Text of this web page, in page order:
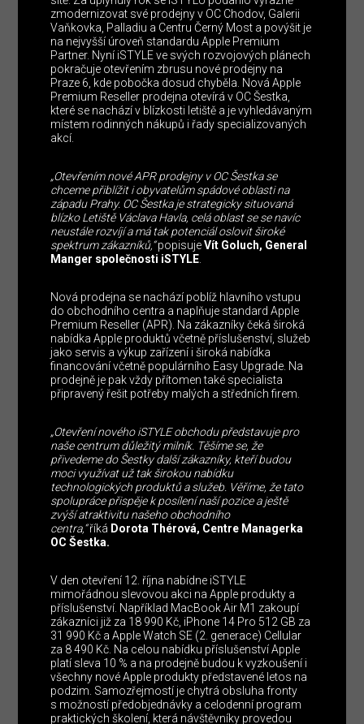
zmodernizovat své prodejny v OC Chodov, Galerii
Vaňkovka, Palladiu a Centru Černý Most a povýšit je
na nejvyšší úroveň standardu Apple Premium
Partner. Nyní iSTYLE ve svých rozvojových plánech
pokračuje otevřením zbrusu nové prodejny na
Praze 6, kde pobočka dosud chyběla. Nová Apple
Premium Reseller prodejna otevírá v OC Šestka,
které se nachází v blízkosti letiště a je vyhledávaným
místem rodinných nákupů i řady specializovaných
akcí.
„Otevřením nové APR prodejny v OC Šestka se
chceme přiblížit i obyvatelům spádové oblasti na
západu Prahy. OC Šestka je strategicky situovaná
blízko Letiště Václava Havla, celá oblast se se navíc
neustále rozvíjí a má tak potenciál oslovit široké
spektrum zákazníků,“popisujeVít Goluch, General
Manger společnosti iSTYLE
Nová prodejna se nachází poblíž hlavního vstupu
do obchodního centra a naplňuje standard Apple
Premium Reseller (APR). Na zákazníky čeká široká
nabídka Apple produktů včetně příslušenství, služeb
jako servis a výkup zařízení i široká nabídka
financování včetně populárního Easy Upgrade. Na
prodejně je pak vždy přítomen také specialista
připravený řešit potřeby malých a středních firem.
„Otevření nového iSTYLE obchodu představuje pro
naše centrum důležitý milník. Těšíme se, že
přivedeme do Šestky další zákazníky, kteří budou
moci využívat už tak širokou nabídku
technologických produktů a služeb. Věříme, že tato
spolupráce přispěje k posílení naší pozice a ještě
zvýší atraktivitu našeho obchodního
centra,“říká Dorota Thérová, Centre Managerka
OC Šestka.
V den otevření 12. října nabídne iSTYLE
mimořádnou slevovou akci na Apple produkty a
příslušenství. Například MacBook Air M1 zakoupí
zákazníci již za 18 990 Kč, iPhone 14 Pro 512 GB za
31 990 Kč a Apple Watch SE (2. generace) Cellular
za 8 490 Kč. Na celou nabídku příslušenství Apple
platí sleva 10 % a na prodejně budou k vyzkoušení i
všechny nové Apple produkty představené letos na
podzim. Samozřejmostí je chytrá obsluha fronty
s možností předobjednávky a celodenní program
praktických školení, která návštěvníky provedou